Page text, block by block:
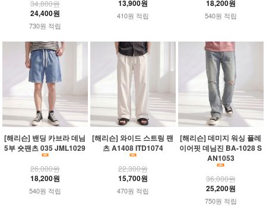
34,800원
24,400원
730원 적립
13,900원
410원 적립
18,200원
540원 적립
[해리슨] 밴딩 카브라 데님
5부 숏팬츠 035 JML1029
26,000원
18,200원
540원 적립
[해리슨] 와이드 스트링 팬
츠 A1408 ITD1074
22,300원
15,700원
470원 적립
[해리슨] 데미지 워싱 플레
이어핏 데님진 BA-1028 S
AN1053
36,000원
25,200원
750원 적립